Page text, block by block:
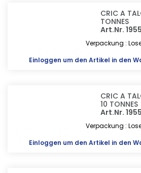
CRIC A
TONNES
Art.Nr.
Verpackung :
Einloggen um den Artikel in den
CRIC A
10 TONNES
Art.Nr.
Verpackung :
Einloggen um den Artikel in den